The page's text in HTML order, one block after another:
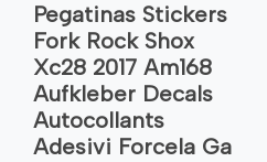
Pegatinas Stickers
Fork Rock Shox
Xc28 2017 Am168
Aufkleber Decals
Autocollants
Adesivi Forcela Ga